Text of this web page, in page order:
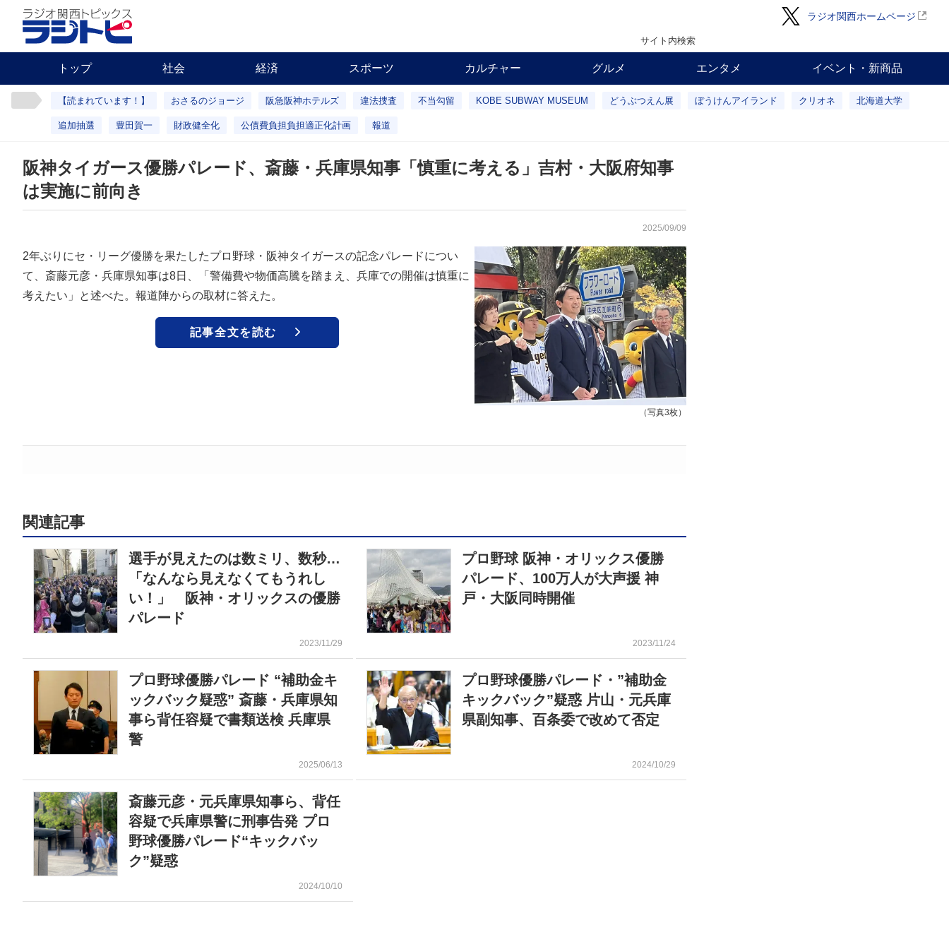
ラジオ関西ホームページ
サイト内検索
トップ 社会 経済 スポーツ カルチャー グルメ エンタメ イベント・新商品
【読まれています！】 おさるのジョージ 阪急阪神ホテルズ 違法捜査 不当勾留 KOBE SUBWAY MUSEUM どうぶつえん展 ぼうけんアイランド クリオネ 北海道大学
追加抽選 豊田賀一 財政健全化 公債費負担負担適正化計画 報道
阪神タイガース優勝パレード、斎藤・兵庫県知事「慎重に考える」吉村・大阪府知事
は実施に前向き
2025/09/09
（写真3枚）
2年ぶりにセ・リーグ優勝を果たしたプロ野球・阪神タイガースの記念パレードについ
て、斎藤元彦・兵庫県知事は8日、「警備費や物価高騰を踏まえ、兵庫での開催は慎重に
考えたい」と述べた。報道陣からの取材に答えた。
記事全文を読む
関連記事
選手が見えたのは数ミリ、数秒…
「なんなら見えなくてもうれし
い！」 阪神・オリックスの優勝
パレード
2023/11/29
プロ野球 阪神・オリックス優勝
パレード、100万人が大声援 神
戸・大阪同時開催
2023/11/24
プロ野球優勝パレード “補助金キ
ックバック疑惑” 斎藤・兵庫県知
事ら背任容疑で書類送検 兵庫県
警
2025/06/13
プロ野球優勝パレード・”補助金
キックバック”疑惑 片山・元兵庫
県副知事、百条委で改めて否定
2024/10/29
斎藤元彦・元兵庫県知事ら、背任
容疑で兵庫県警に刑事告発 プロ
野球優勝パレード“キックバッ
ク”疑惑
2024/10/10